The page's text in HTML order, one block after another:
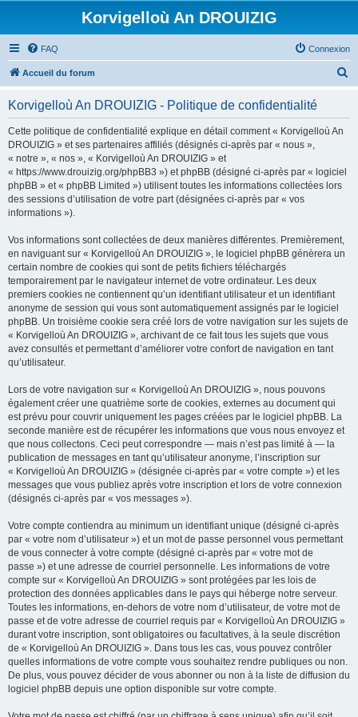
Korvigelloù An DROUIZIG
FAQ Connexion
Accueil du forum
Korvigelloù An DROUIZIG - Politique de confidentialité
Cette politique de confidentialité explique en détail comment « Korvigelloù An
DROUIZIG » et ses partenaires affiliés (désignés ci-après par « nous »,
« notre », « nos », « Korvigelloù An DROUIZIG » et
« https://www.drouizig.org/phpBB3 ») et phpBB (désigné ci-après par « logiciel
phpBB » et « phpBB Limited ») utilisent toutes les informations collectées lors
des sessions d’utilisation de votre part (désignées ci-après par « vos
informations »).
Vos informations sont collectées de deux manières différentes. Premièrement,
en naviguant sur « Korvigelloù An DROUIZIG », le logiciel phpBB génèrera un
certain nombre de cookies qui sont de petits fichiers téléchargés
temporairement par le navigateur internet de votre ordinateur. Les deux
premiers cookies ne contiennent qu’un identifiant utilisateur et un identifiant
anonyme de session qui vous sont automatiquement assignés par le logiciel
phpBB. Un troisième cookie sera créé lors de votre navigation sur les sujets de
« Korvigelloù An DROUIZIG », archivant de ce fait tous les sujets que vous
avez consultés et permettant d’améliorer votre confort de navigation en tant
qu’utilisateur.
Lors de votre navigation sur « Korvigelloù An DROUIZIG », nous pouvons
également créer une quatrième sorte de cookies, externes au document qui
est prévu pour couvrir uniquement les pages créées par le logiciel phpBB. La
seconde manière est de récupérer les informations que vous nous envoyez et
que nous collectons. Ceci peut correspondre — mais n’est pas limité à — la
publication de messages en tant qu’utilisateur anonyme, l’inscription sur
« Korvigelloù An DROUIZIG » (désignée ci-après par « votre compte ») et les
messages que vous publiez après votre inscription et lors de votre connexion
(désignés ci-après par « vos messages »).
Votre compte contiendra au minimum un identifiant unique (désigné ci-après
par « votre nom d’utilisateur ») et un mot de passe personnel vous permettant
de vous connecter à votre compte (désigné ci-après par « votre mot de
passe ») et une adresse de courriel personnelle. Les informations de votre
compte sur « Korvigelloù An DROUIZIG » sont protégées par les lois de
protection des données applicables dans le pays qui héberge notre serveur.
Toutes les informations, en-dehors de votre nom d’utilisateur, de votre mot de
passe et de votre adresse de courriel requis par « Korvigelloù An DROUIZIG »
durant votre inscription, sont obligatoires ou facultatives, à la seule discrétion
de « Korvigelloù An DROUIZIG ». Dans tous les cas, vous pouvez contrôler
quelles informations de votre compte vous souhaitez rendre publiques ou non.
De plus, vous pouvez décider de vous abonner ou non à la liste de diffusion du
logiciel phpBB depuis une option disponible sur votre compte.